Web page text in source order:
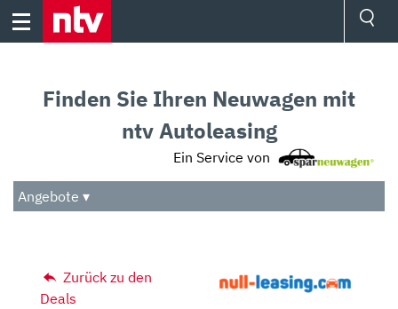
Skip
Audio
Das Beste
Finden Sie Ihren Neuwagen mit
ntv Autoleasing
Ein Service von
Angebote ▾
Zurück zu den
Deals